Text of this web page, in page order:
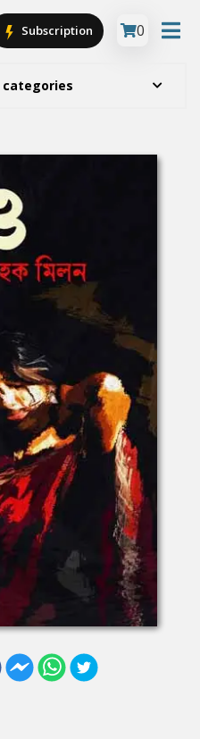
categories
Subscription 0